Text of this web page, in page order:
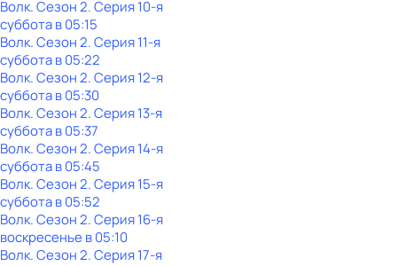
Волк. Сезон 2. Серия 10-я
субботав05:15
Волк. Сезон 2. Серия 11-я
субботав05:22
Волк. Сезон 2. Серия 12-я
субботав05:30
Волк. Сезон 2. Серия 13-я
субботав05:37
Волк. Сезон 2. Серия 14-я
субботав05:45
Волк. Сезон 2. Серия 15-я
субботав05:52
Волк. Сезон 2. Серия 16-я
воскресенье в05:10
Волк. Сезон 2. Серия 17-я